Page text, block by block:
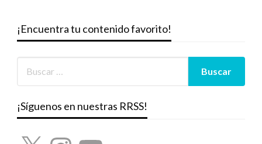
¡Encuentra tu contenido favorito!
¡Síguenos en nuestras RRSS!
X InstagramYouTube